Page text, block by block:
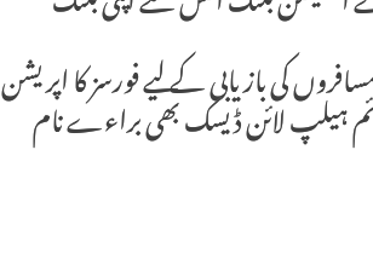
کی بازیابی کے لیے فورسز کا اپریشن
ہیلپ لائن ڈیسک بھی براءے نام